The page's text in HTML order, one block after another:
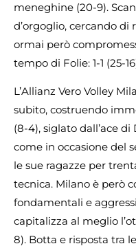
meneghine (20-9).
d’orgoglio, cercando
ormai però
tempo di Folie: 1-1 (25-
L’Allianz Vero Volley
subito, costruendo
(8-4), siglato dall’ace
come in occasione del
le sue ragazze per
tecnica. Milano è però
fondamentali e
capitalizza al meglio
8). Botta e risposta tra